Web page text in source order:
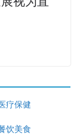
疗保健
饮美食